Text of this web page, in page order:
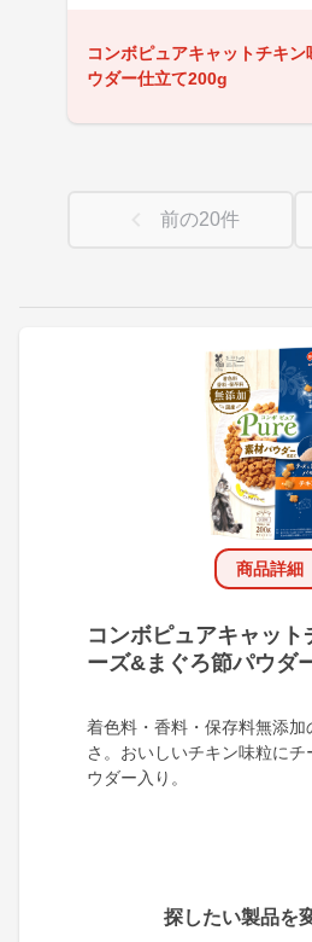
商品詳細
コンボピュアキャット
ーズ&まぐろ節パウダ
着色料・香料・保存料無添加
さ。おいしいチキン味粒に
ウダー入り。
探したい製品を
コンボピュアキャットチキ
ウダー仕立て200g
前の20件